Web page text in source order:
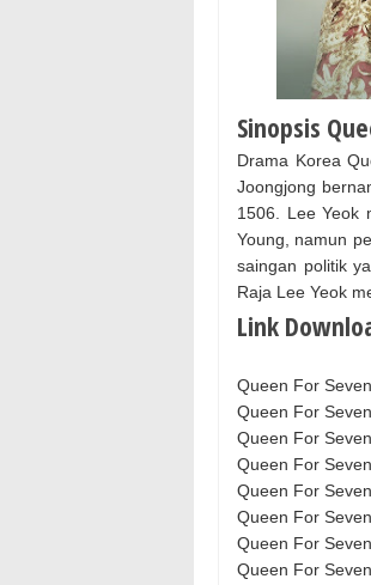
Sinopsis
Drama Korea
Joongjong
1506. Lee Yeok
Young, namun
saingan politik
Raja Lee Yeok
Link
Queen For
Queen For
Queen For
Queen For
Queen For
Queen For
Queen For
Queen For